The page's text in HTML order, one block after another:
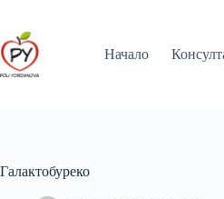
content
Начало
Галактобуреко